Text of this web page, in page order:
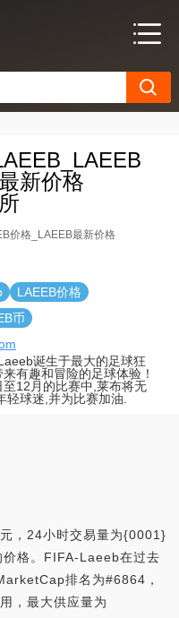
新价格
价格_LAEEB最新价格
LAEEB价格
币
诞生于最大的足球狂
有趣和冒险的足球体验！
12月的比赛中,莱布将无
球迷,并为比赛加油.
，24小时交易量为{0001}
价格。FIFA-Laeeb在过去
排名为#6864，
，最大供应量为